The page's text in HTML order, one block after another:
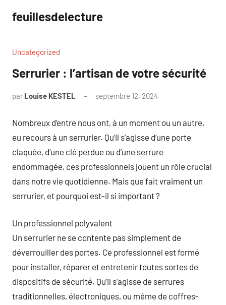
contenu
feuillesdelecture
Uncategorized
Serrurier : l’artisan de votre sécurité
par Louise KESTEL septembre 12, 2024
Nombreux d’entre nous ont, à un moment ou un autre,
eu recours à un serrurier. Qu’il s’agisse d’une porte
claquée, d’une clé perdue ou d’une serrure
endommagée, ces professionnels jouent un rôle crucial
dans notre vie quotidienne. Mais que fait vraiment un
serrurier, et pourquoi est-il si important ?
Un professionnel polyvalent
Un serrurier ne se contente pas simplement de
déverrouiller des portes. Ce professionnel est formé
pour installer, réparer et entretenir toutes sortes de
dispositifs de sécurité. Qu’il s’agisse de serrures
traditionnelles, électroniques, ou même de coffres-